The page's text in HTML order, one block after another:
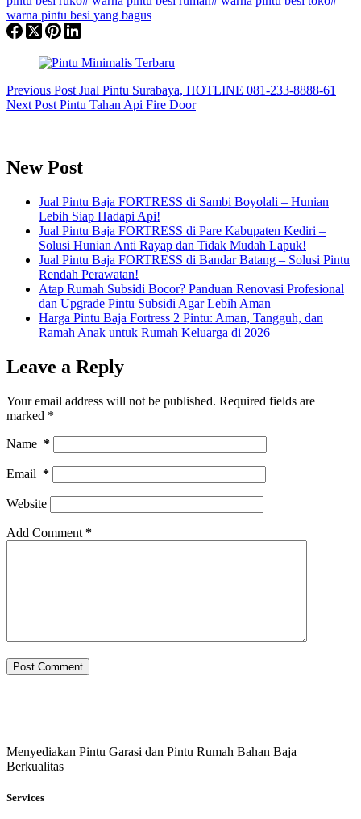
warna pintu besi yang bagus
Previous Post Jual Pintu Surabaya, HOTLINE 081-233-8888-61
Next Post Pintu Tahan Api Fire Door
New Post
Jual Pintu Baja FORTRESS di Sambi Boyolali – Hunian
Lebih Siap Hadapi Api!
Jual Pintu Baja FORTRESS di Pare Kabupaten Kediri –
Solusi Hunian Anti Rayap dan Tidak Mudah Lapuk!
Jual Pintu Baja FORTRESS di Bandar Batang – Solusi Pintu
Rendah Perawatan!
Atap Rumah Subsidi Bocor? Panduan Renovasi Profesional
dan Upgrade Pintu Subsidi Agar Lebih Aman
Harga Pintu Baja Fortress 2 Pintu: Aman, Tangguh, dan
Ramah Anak untuk Rumah Keluarga di 2026
Leave a Reply
Your email address will not be published. Required fields are
marked *
Name *
Email *
Website
Add Comment *
Post Comment
Menyediakan Pintu Garasi dan Pintu Rumah Bahan Baja
Berkualitas
Services